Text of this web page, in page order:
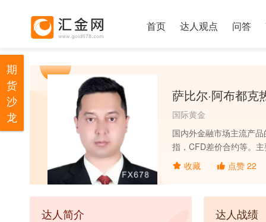
首页 达人观点 问答
萨比尔·阿布都克
国际黄金
国内外金融市场主流产
指，CFD差价合约等。
金管理经验，交易风格
面分析和技术分析相结
线图，经过多年的学习
收藏 点赞 22
达人简介 达人战绩
期
货
沙
龙